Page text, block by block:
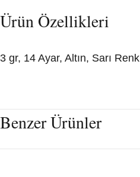
Ürün Özellikleri
3 gr, 14 Ayar, Altın, Sarı Renk
Benzer Ürünler